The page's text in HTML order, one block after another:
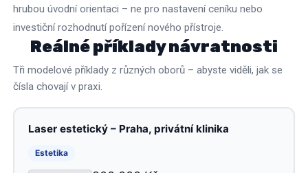
hrubou úvodní orientaci – ne pro nastavení ceníku nebo
investiční rozhodnutí pořízení nového přístroje.
Reálné příklady návratnosti
Tři modelové příklady z různých oborů – abyste viděli, jak se
čísla chovají v praxi.
Laser estetický – Praha, privátní klinika
Estetika